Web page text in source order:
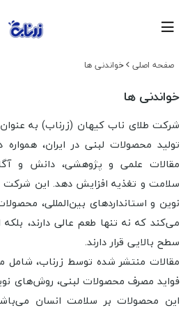
صفحه اصلی خواندنی ها
خواندنی ها
شرکت طلای ناب کیهان (زرناب) به
تولید محصولات لبنی در ایران،
مقالات علمی و پژوهشی، دانش و
سلامت و تغذیه افزایش دهد. این شرکت
نوین و استانداردهای بین‌المللی،
می‌کند که نه تنها طعم عالی دارند،
سطح بالایی قرار دارند.
مقالات منتشر شده توسط زرناب، شامل
فواید مصرف محصولات لبنی، روش‌های
این محصولات بر سلامت انسان